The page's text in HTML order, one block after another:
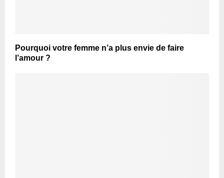
Pourquoi votre femme n’a plus envie de faire
l’amour ?